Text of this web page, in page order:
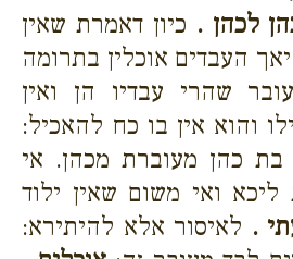
לכהן . כיון דאמרת שאין
העבדים אוכלין בתרומה
שהרי עבדיו הן ואין
והוא אין בו כח להאכיל:
בת כהן מעוברת מכהן. אי
ואי משום שאין ילוד
. לאיסור אלא להיתירא: